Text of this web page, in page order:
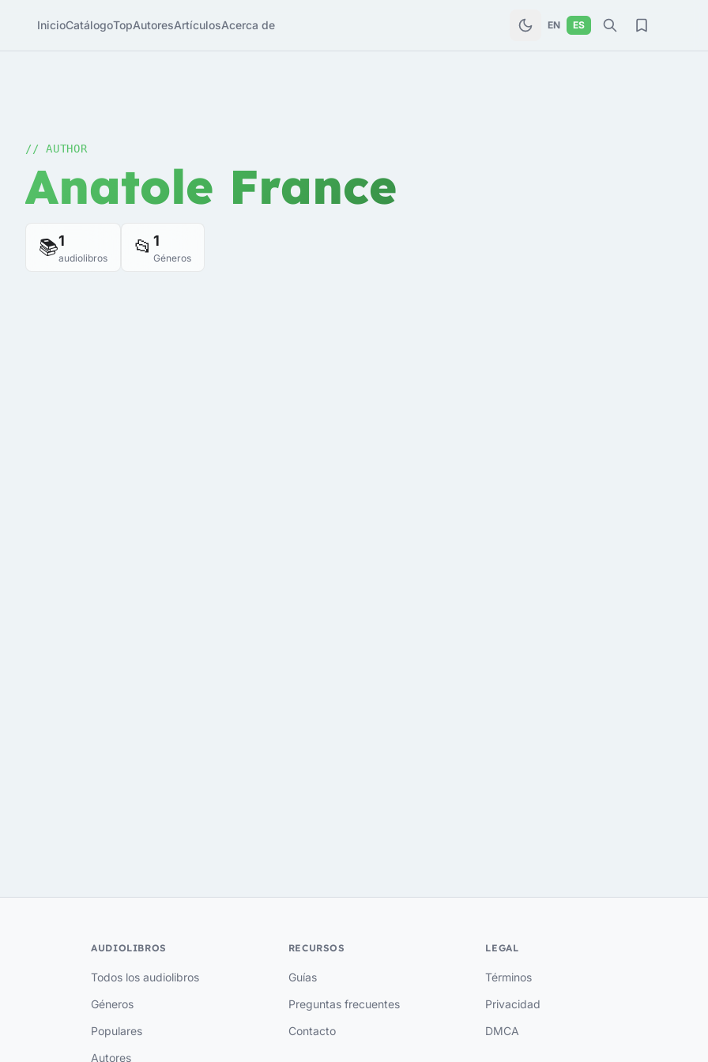
InicioCatálogoTopAutoresArtículosAcerca de EN ES
// AUTHOR
Anatole France
📚1
audiolibros 📂 1
Géneros
AUDIOLIBROS
Todos los audiolibros
Géneros
Populares
Autores
RECURSOS
Guías
Preguntas frecuentes
Contacto
LEGAL
Términos
Privacidad
DMCA